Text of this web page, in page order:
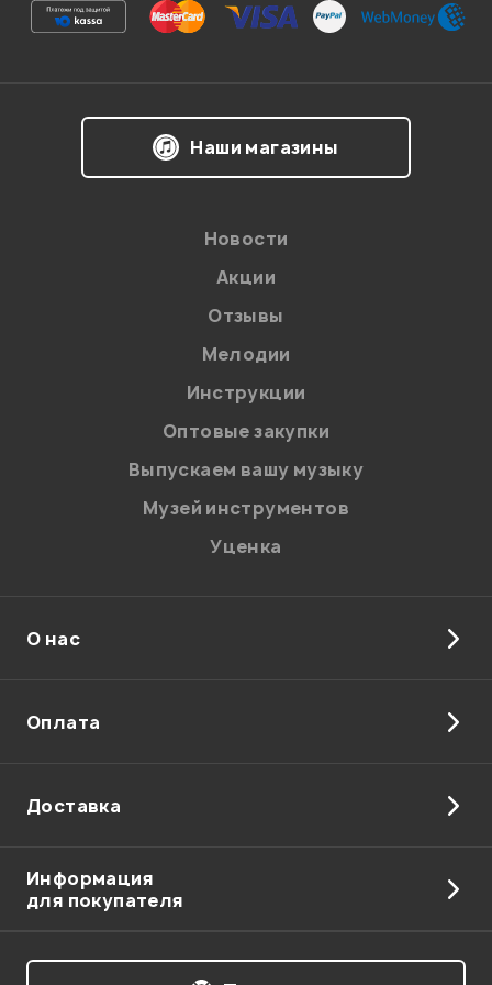
Ваша оценка:
на обработку персональных данных в
Политикой в отношении обработки
персональных данных.
Введите проверочное число:
Отправить
Наши магазины
Новости
Акции
Отзывы
Мелодии
Инструкции
Оптовые закупки
Выпускаем вашу музыку
Музей инструментов
Уценка
О нас
Оплата
Доставка
Информация
для покупателя